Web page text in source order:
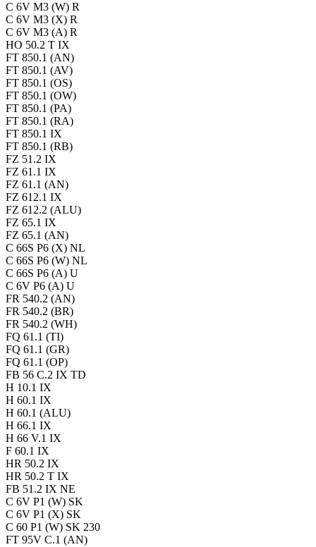
C 6V M3 (W) R
C 6V M3 (X) R
C 6V M3 (A) R
HO 50.2 T IX
FT 850.1 (AN)
FT 850.1 (AV)
FT 850.1 (OS)
FT 850.1 (OW)
FT 850.1 (PA)
FT 850.1 (RA)
FT 850.1 IX
FT 850.1 (RB)
FZ 51.2 IX
FZ 61.1 IX
FZ 61.1 (AN)
FZ 612.1 IX
FZ 612.2 (ALU)
FZ 65.1 IX
FZ 65.1 (AN)
C 66S P6 (X) NL
C 66S P6 (W) NL
C 66S P6 (A) U
C 6V P6 (A) U
FR 540.2 (AN)
FR 540.2 (BR)
FR 540.2 (WH)
FQ 61.1 (TI)
FQ 61.1 (GR)
FQ 61.1 (OP)
FB 56 C.2 IX TD
H 10.1 IX
H 60.1 IX
H 60.1 (ALU)
H 66.1 IX
H 66 V.1 IX
F 60.1 IX
HR 50.2 IX
HR 50.2 T IX
FB 51.2 IX NE
C 6V P1 (W) SK
C 6V P1 (X) SK
C 60 P1 (W) SK 230
FT 95V C.1 (AN)